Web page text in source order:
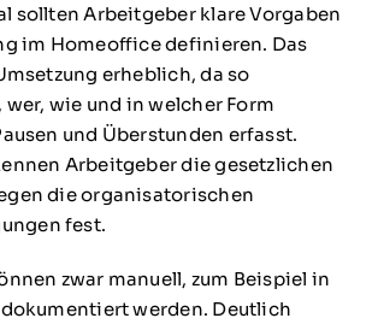
Auswertungen bequem nach
per App
Vorgaben muss ich
und trotzdem produktiv?
sollten Arbeitgeber klare Vorgaben
im Homeoffice definieren. Das
erheblich, da so
wie und in welcher Form
und Überstunden erfasst.
Arbeitgeber die gesetzlichen
die organisatorischen
fest.
zwar manuell, zum Beispiel in
dokumentiert werden. Deutlich